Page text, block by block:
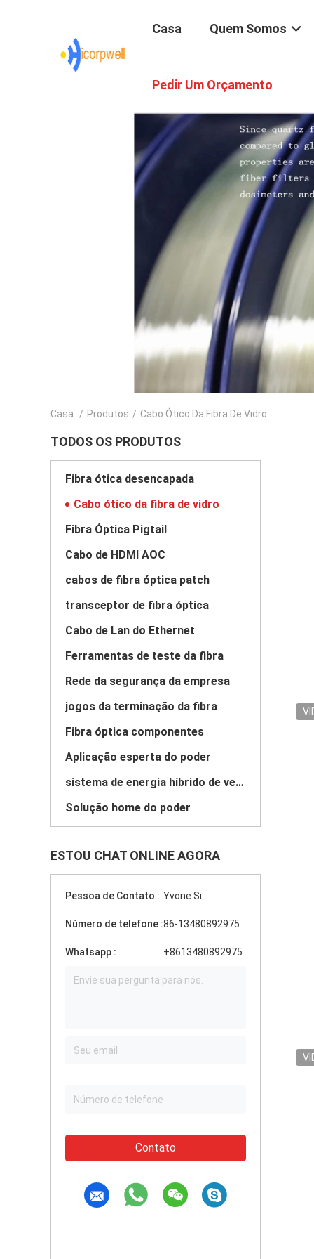
Casa Quem Somos
Pedir Um Orçamento
Casa / Produtos / Cabo Ótico Da Fibra De Vidro
TODOS OS PRODUTOS
Fibra ótica desencapada
Cabo ótico da fibra de vidro
Fibra Óptica Pigtail
Cabo de HDMI AOC
cabos de fibra óptica patch
transceptor de fibra óptica
Cabo de Lan do Ethernet
Ferramentas de teste da fibra
Rede da segurança da empresa
jogos da terminação da fibra
Fibra óptica componentes
Aplicação esperta do poder
sistema de energia híbrido de vento solar
Solução home do poder
ESTOU CHAT ONLINE AGORA
Pessoa de Contato : Yvone Si
Número de telefone :86-13480892975
Whatsapp : +8613480892975
Contato